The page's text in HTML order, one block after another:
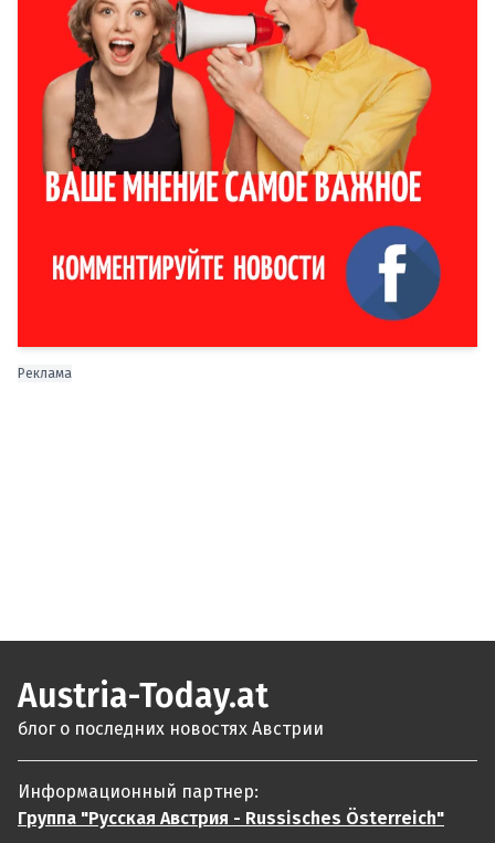
Реклама
Austria-Today.at
блог о последних новостях Австрии
Информационный партнер:
Группа "Русская Австрия - Russisches Österreich"